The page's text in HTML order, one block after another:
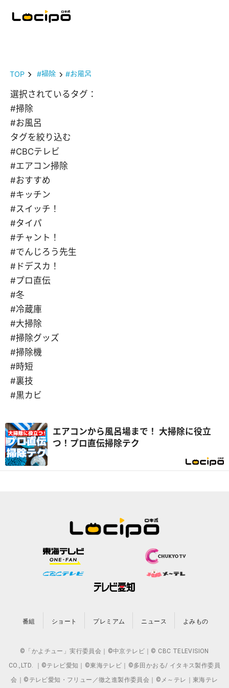
TOP #掃除 #お風呂
選択されているタグ：
#掃除
#お風呂
タグを絞り込む
#CBCテレビ
#エアコン掃除
#おすすめ
#キッチン
#スイッチ！
#タイパ
#チャント！
#でんじろう先生
#ドデスカ！
#プロ直伝
#冬
#冷蔵庫
#大掃除
#掃除グッズ
#掃除機
#時短
#裏技
#黒カビ
エアコンから風呂場まで！ 大掃除に役立
つ！プロ直伝掃除テク
番組 ショート プレミアム ニュース よみもの
©「かよチュー」実行委員会｜©中京テレビ｜© CBC TELEVISION
CO.,LTD. ｜©テレビ愛知｜©東海テレビ｜©多田かおる/ イタキス製作委員
会｜©テレビ愛知・フリュー／徹之進製作委員会｜©メ～テレ｜東海テレ